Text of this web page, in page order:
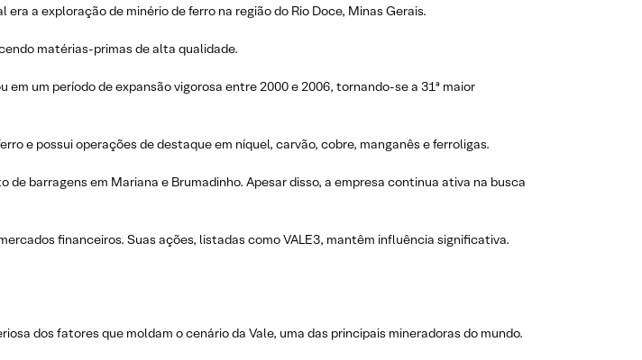
a exploração de minério de ferro na região do Rio Doce, Minas Gerais.
matérias-primas de alta qualidade.
um período de expansão vigorosa entre 2000 e 2006, tornando-se a 31ª maior
e possui operações de destaque em níquel, carvão, cobre, manganês e ferroligas.
barragens em Mariana e Brumadinho. Apesar disso, a empresa continua ativa na busca
financeiros. Suas ações, listadas como VALE3, mantêm influência significativa.
dos fatores que moldam o cenário da Vale, uma das principais mineradoras do mundo.